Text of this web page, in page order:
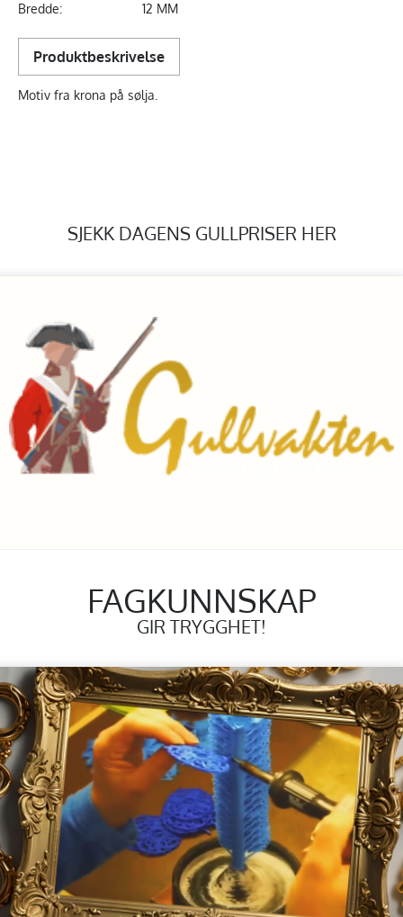
Bredde:
12 MM
Produktbeskrivelse
Motiv fra krona på sølja.
SJEKK DAGENS GULLPRISER HER
FAGKUNNSKAP
GIR TRYGGHET!